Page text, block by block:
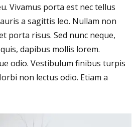
Vivamus porta est nec tellus
a sagittis leo. Nullam non
porta risus. Sed nunc neque,
dapibus mollis lorem.
odio. Vestibulum finibus turpis
non lectus odio. Etiam a